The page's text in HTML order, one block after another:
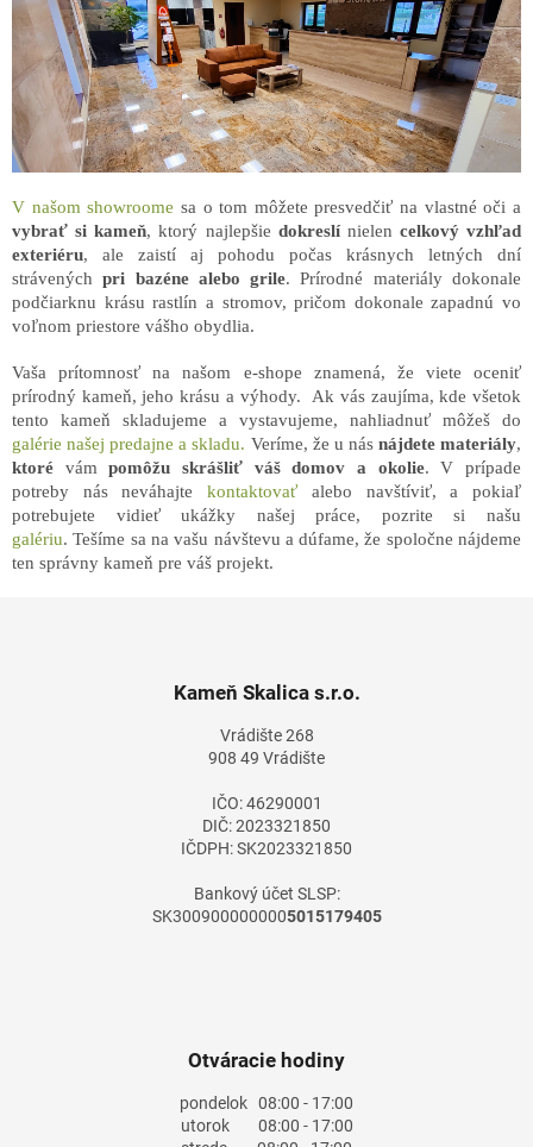
V našom showroome sa o tom môžete presvedčiť na vlastné oči a
vybrať si kameň, ktorý najlepšie dokreslínielen celkový vzhľad
exteriéru, ale zaistí aj pohodu počas krásnych letných dní
strávenýchpri bazéne alebo grile. Prírodné materiály dokonale
podčiarknu krásu rastlín a stromov, pričom dokonale zapadnú vo
voľnom priestore vášho obydlia.
Vaša prítomnosť na našom e-shope znamená, že viete oceniť
prírodný kameň, jeho krásu a výhody. Ak vás zaujíma, kde všetok
tento kameň skladujeme a vystavujeme, nahliadnuť môžeš do
galérie našej predajne a skladu. Veríme, že u nás nájdete materiály,
ktoré vámpomôžu skrášliť váš domov a okolie. V prípade
potreby nás neváhajtekontaktovať alebo navštíviť, a pokiaľ
potrebujete vidieť ukážky našej práce, pozrite si našu
galériu.Tešíme sa na vašu návštevu a dúfame, že spoločne nájdeme
ten správny kameň pre váš projekt.
Kameň Skalica s.r.o.
Vrádište 268
908 49 Vrádište
IČO: 46290001
DIČ: 2023321850
IČDPH: SK2023321850
Bankový účet SLSP:
SK3009000000005015179405
Otváracie hodiny
pondelok 08:00 - 17:00
utorok08:00 - 17:00